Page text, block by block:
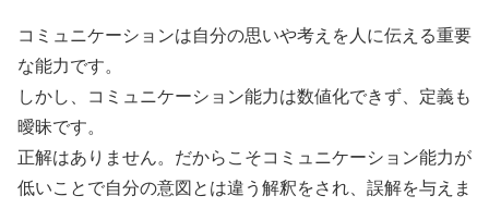
コミュニケーションは自分の思いや考えを人に伝える重要
な能力です。
しかし、コミュニケーション能力は数値化できず、定義も
曖昧です。
正解はありません。だからこそコミュニケーション能力が
低いことで自分の意図とは違う解釈をされ、誤解を与えま